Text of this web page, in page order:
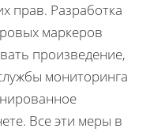
прав. Разработка
маркеров
произведение,
мониторинга
Все эти меры в